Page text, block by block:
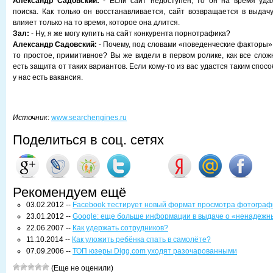
поиска. Как только он восстанавливается, сайт возвращается в
влияет только на то время, которое она длится.
Зал: - Ну, я же могу купить на сайт конкурента порнотрафика?
Александр Садовский: - Почему, под словами «поведенческие
то простое, примитивное? Вы же видели в первом ролике, как все
есть защита от таких вариантов. Если кому-то из вас удастся таким
у нас есть вакансия.
Источник: www.searchengines.ru
Поделиться в соц. сетях
Рекомендуем ещё
03.02.2012 -- Facebook тестирует новый формат просмотра
23.01.2012 -- Google: еще больше информации в выдаче о
22.06.2007 -- Как удержать сотрудников?
11.10.2014 -- Как уложить ребёнка спать в самолёте?
07.09.2006 -- ТОП юзеры Digg.com уходят разочарованными
(Еще не оценили)